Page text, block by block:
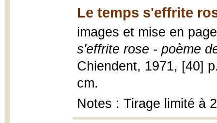
Le temps s'effrite
images et mise en
s'effrite rose - poème
Chiendent, 1971, [40]
cm.
Notes : Tirage limité à